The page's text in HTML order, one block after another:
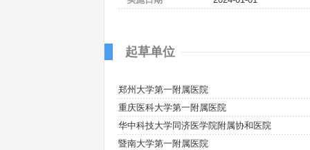
起草单位
郑州大学第一附属医院
重庆医科大学第一附属医院
华中科技大学同济医学院附属协和医院
暨南大学第一附属医院